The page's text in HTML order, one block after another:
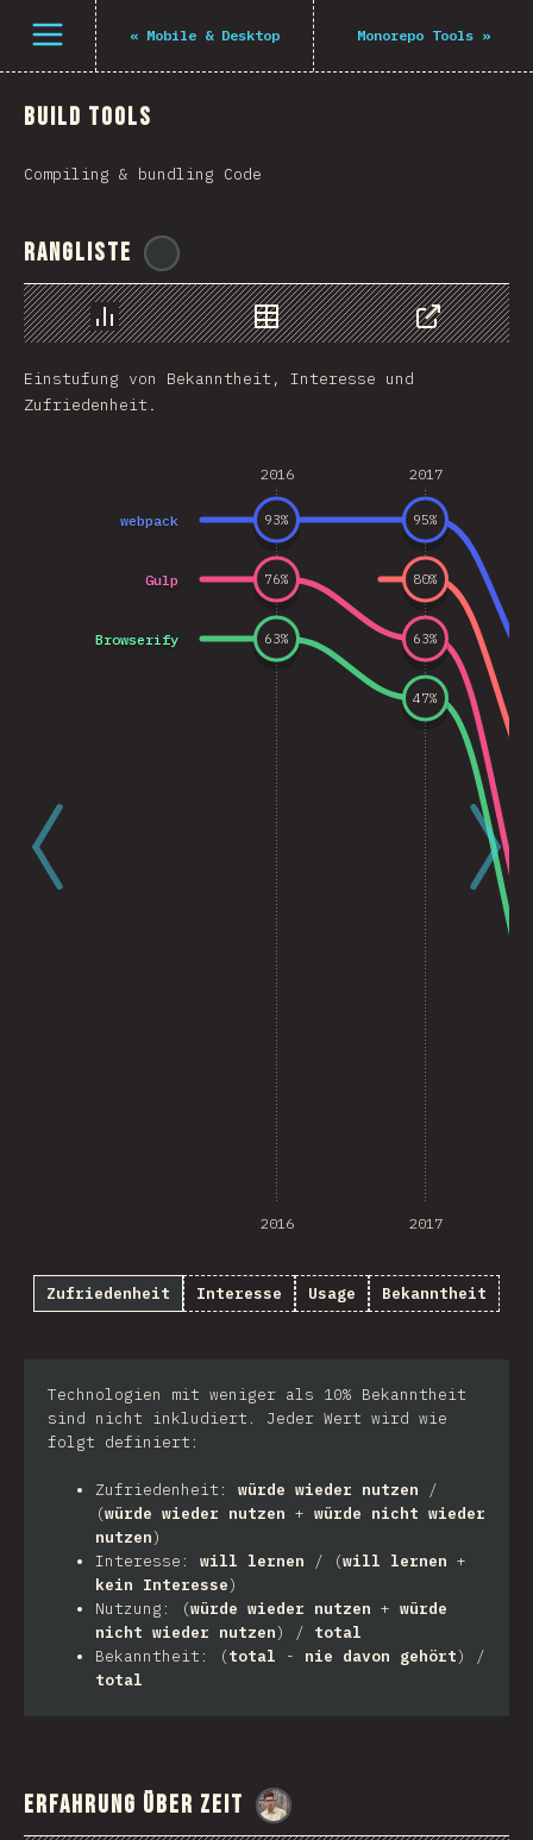
Öffne Menü « Mobile & Desktop Monorepo Tools »
Build Tools
Compiling & bundling Code
Rangliste
Chart Data
Share
Einstufung von Bekanntheit, Interesse und
Zufriedenheit.
2016 2017
2016 2017
webpack
Gulp
Browserify
93% 95%
76%
63%
80%
63%
47%
Zufriedenheit Interesse Usage Bekanntheit
Technologien mit weniger als 10% Bekanntheit
sind nicht inkludiert. Jeder Wert wird wie
folgt definiert:
Zufriedenheit: würde wieder nutzen /
(würde wieder nutzen + würde nicht wieder
nutzen)
Interesse: will lernen / (will lernen +
kein Interesse)
Nutzung: (würde wieder nutzen + würde
nicht wieder nutzen) / total
Bekanntheit: (total - nie davon gehört) /
total
Erfahrung über Zeit
Navigated to The State of JS 2021